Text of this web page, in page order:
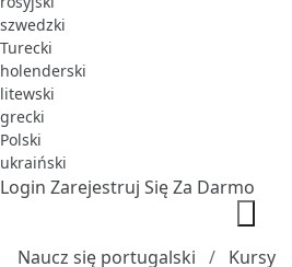
szwedzki
Turecki
holenderski
litewski
grecki
Polski
ukraiński
Login Zarejestruj Się Za Darmo
Naucz się portugalski
Kursy